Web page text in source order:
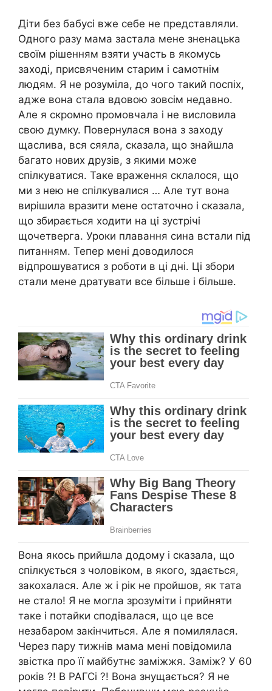
Діти без бабусі вже себе не представляли.
Одного разу мама застала мене зненацька
своїм рішенням взяти участь в якомусь
заході, присвяченим старим і самотнім
людям. Я не розуміла, до чого такий поспіх,
адже вона стала вдовою зовсім недавно.
Але я скромно промовчала і не висловила
свою думку. Повернулася вона з заходу
щаслива, вся сяяла, сказала, що знайшла
багато нових друзів, з якими може
спілкуватися. Таке враження склалося, що
ми з нею не спілкувалися … Але тут вона
вирішила вразити мене остаточно і сказала,
що збирається ходити на ці зустрічі
щочетверга. Уроки плавання сина встали під
питанням. Тепер мені доводилося
відпрошуватися з роботи в ці дні. Ці збори
стали мене дратувати все більше і більше.
Вона якось прийшла додому і сказала, що
спілкується з чоловіком, в якого, здається,
закохалася. Але ж і рік не пройшов, як тата
не стало! Я не могла зрозуміти і прийняти
таке і потайки сподівалася, що це все
незабаром закінчиться. Але я помилялася.
Через пару тижнів мама мені повідомила
звістка про її майбутнє заміжжя. Заміж? У 60
років ?! В РАГСі ?! Вона знущається? Я не